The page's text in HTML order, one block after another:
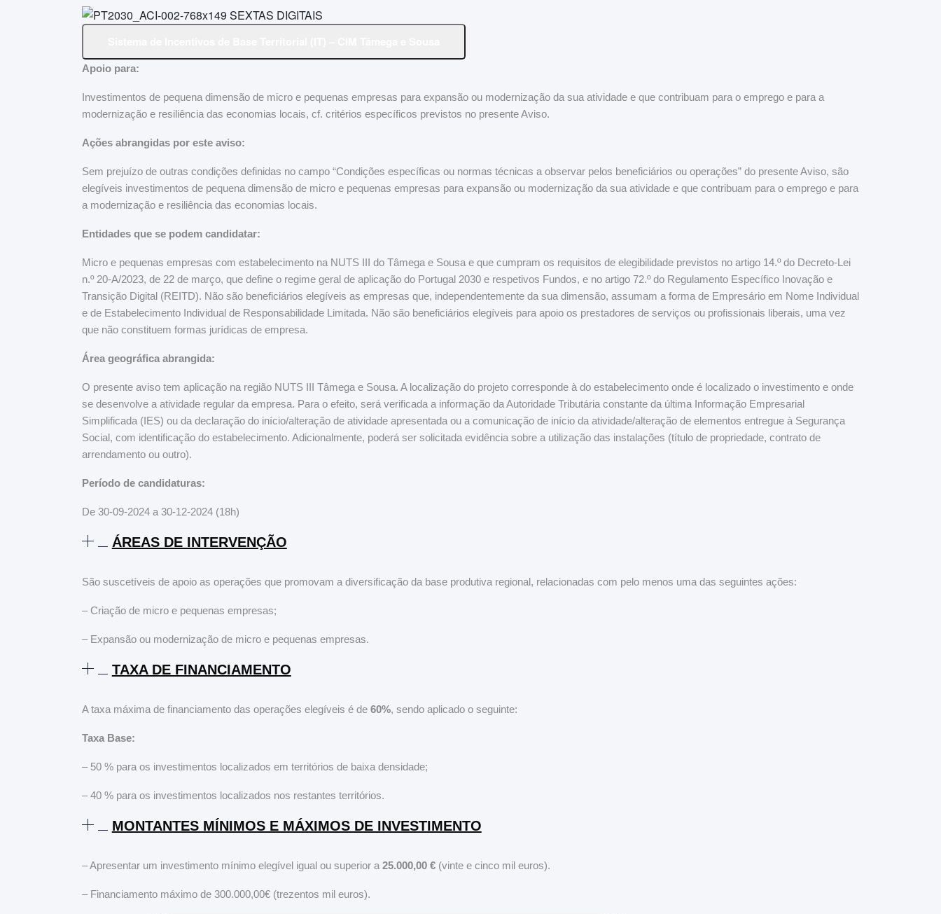
Apoio para:
Investimentos de pequena dimensão de micro e pequenas empresas para expansão ou modernização da sua atividade e que contribuam para o emprego e para a
modernização e resiliência das economias locais, cf. critérios específicos previstos no presente Aviso.
Ações abrangidas por este aviso:
Sem prejuízo de outras condições definidas no campo “Condições específicas ou normas técnicas a observar pelos beneficiários ou operações” do presente Aviso, são
elegíveis investimentos de pequena dimensão de micro e pequenas empresas para expansão ou modernização da sua atividade e que contribuam para o emprego e para
a modernização e resiliência das economias locais.
Entidades que se podem candidatar:
Micro e pequenas empresas com estabelecimento na NUTS III do Tâmega e Sousa e que cumpram os requisitos de elegibilidade previstos no artigo 14.º do Decreto-Lei
n.º 20-A/2023, de 22 de março, que define o regime geral de aplicação do Portugal 2030 e respetivos Fundos, e no artigo 72.º do Regulamento Específico Inovação e
Transição Digital (REITD). Não são beneficiários elegíveis as empresas que, independentemente da sua dimensão, assumam a forma de Empresário em Nome Individual
e de Estabelecimento Individual de Responsabilidade Limitada. Não são beneficiários elegíveis para apoio os prestadores de serviços ou profissionais liberais, uma vez
que não constituem formas jurídicas de empresa.
Área geográfica abrangida:
O presente aviso tem aplicação na região NUTS III Tâmega e Sousa. A localização do projeto corresponde à do estabelecimento onde é localizado o investimento e onde
se desenvolve a atividade regular da empresa. Para o efeito, será verificada a informação da Autoridade Tributária constante da última Informação Empresarial
Simplificada (IES) ou da declaração do início/alteração de atividade apresentada ou a comunicação de início da atividade/alteração de elementos entregue à Segurança
Social, com identificação do estabelecimento. Adicionalmente, poderá ser solicitada evidência sobre a utilização das instalações (título de propriedade, contrato de
arrendamento ou outro).
Período de candidaturas:
De 30-09-2024 a 30-12-2024 (18h)
ÁREAS DE INTERVENÇÃO
São suscetíveis de apoio as operações que promovam a diversificação da base produtiva regional, relacionadas com pelo menos uma das seguintes ações:
– Criação de micro e pequenas empresas;
– Expansão ou modernização de micro e pequenas empresas.
TAXA DE FINANCIAMENTO
A taxa máxima de financiamento das operações elegíveis é de 60%, sendo aplicado o seguinte:
Taxa Base:
– 50 % para os investimentos localizados em territórios de baixa densidade;
– 40 % para os investimentos localizados nos restantes territórios.
MONTANTES MÍNIMOS E MÁXIMOS DE INVESTIMENTO
– Apresentar um investimento mínimo elegível igual ou superior a 25.000,00 € (vinte e cinco mil euros).
– Financiamento máximo de 300.000,00€ (trezentos mil euros).